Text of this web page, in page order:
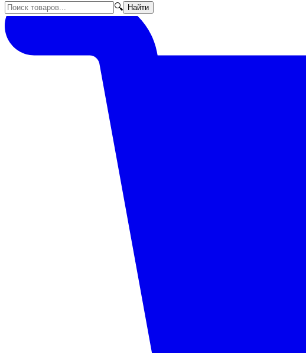
🔍
Найти